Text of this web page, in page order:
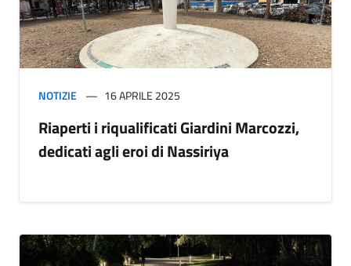
NOTIZIE 16 APRILE 2025
Riaperti i riqualificati Giardini Marcozzi,
dedicati agli eroi di Nassiriya